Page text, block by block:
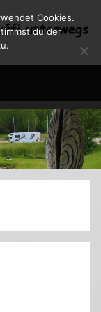
Cookies.
du der